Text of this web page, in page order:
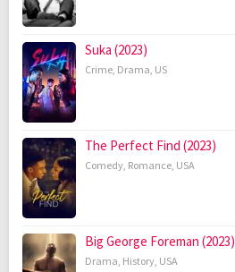
Suka (2023)
Crime, Drama, US
The Perfect Find (2023)
Comedy, Romance, USA
Big George Foreman (2023)
Drama, History, USA